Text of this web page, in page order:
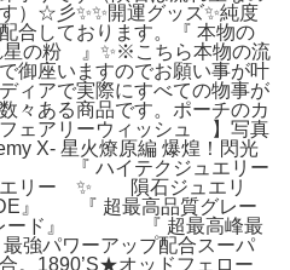
）☆彡✨✨開運グッズ✨純度
合しております。『 本物の
星の粉 』✨※こちら本物の流
御座いますのでお願い事が叶
ィアで実際にすべての物事が
々ある商品です。ポーチのカ
アリーウィッシュ 】写真
X- 星火燎原編 爆煌！閃光
『 ハイテクジュエリー
リー ✨ 隕石ジュエリ
』 『 超最高品質グレー
ード』 『 超最高峰最
強パワーアップ配合スーパ
。1890’S★オッドフェロー